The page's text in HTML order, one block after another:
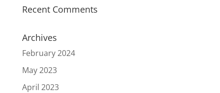
Recent Comments
Archives
February 2024
May 2023
April 2023